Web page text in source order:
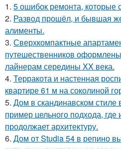
1. 5 ошибок ремонта, которые
2. Развод прошёл, и бывшая
алименты.
3. Сверхкомпактные
путешественников
лайнерам середины XX века.
4. Терракота и настенная
квартире 61 м на соколиной
5. Дом в скандинавском стиле
пример цельного подхода, где
продолжает архитектуру.
6. Дом от Studia 54 в репино